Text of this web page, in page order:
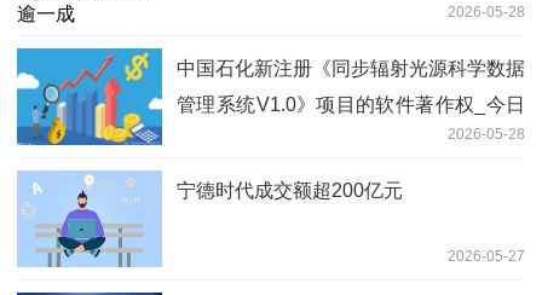
2026-05-28
中国石化新注册《同步辐射光源科学数据
管理系统V1.0》项目的软件著作权_今日
2026-05-28
宁德时代成交额超200亿元
2026-05-27